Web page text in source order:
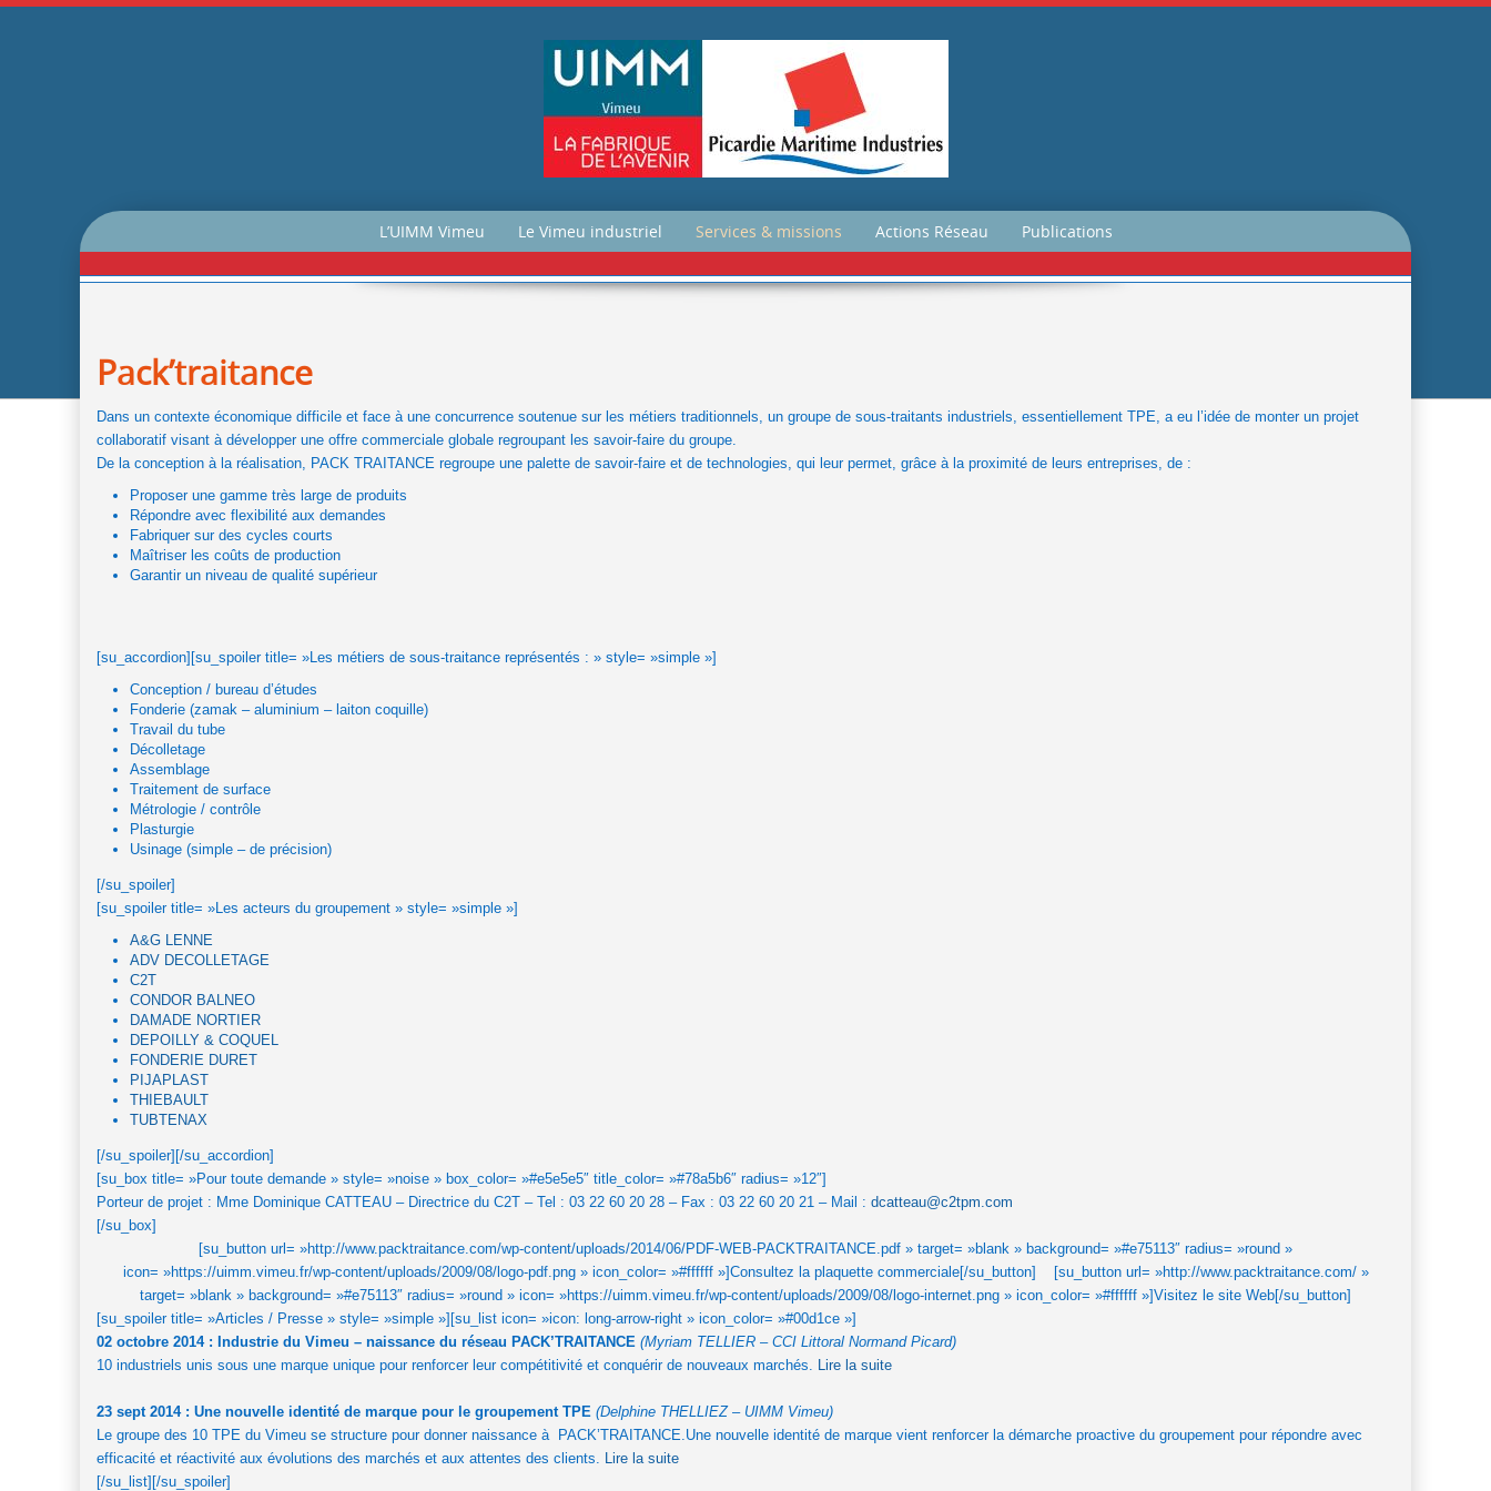
L’UIMM Vimeu Le Vimeu industriel Services & missions Actions Réseau Publications
Pack’traitance
Dans un contexte économique difficile et face à une concurrence soutenue sur les métiers traditionnels, un groupe de sous-traitants industriels, essentiellement TPE, a eu l’idée de monter un projet
collaboratif visant à développer une offre commerciale globale regroupant les savoir-faire du groupe.
De la conception à la réalisation, PACK TRAITANCE regroupe une palette de savoir-faire et de technologies, qui leur permet, grâce à la proximité de leurs entreprises, de :
Proposer une gamme très large de produits
Répondre avec flexibilité aux demandes
Fabriquer sur des cycles courts
Maîtriser les coûts de production
Garantir un niveau de qualité supérieur
[su_accordion][su_spoiler title= »Les métiers de sous-traitance représentés : » style= »simple »]
Conception / bureau d’études
Fonderie (zamak – aluminium – laiton coquille)
Travail du tube
Décolletage
Assemblage
Traitement de surface
Métrologie / contrôle
Plasturgie
Usinage (simple – de précision)
[/su_spoiler]
[su_spoiler title= »Les acteurs du groupement » style= »simple »]
A&G LENNE
ADV DECOLLETAGE
C2T
CONDOR BALNEO
DAMADE NORTIER
DEPOILLY & COQUEL
FONDERIE DURET
PIJAPLAST
THIEBAULT
TUBTENAX
[/su_spoiler][/su_accordion]
[su_box title= »Pour toute demande » style= »noise » box_color= »#e5e5e5″ title_color= »#78a5b6″ radius= »12″]
Porteur de projet : Mme Dominique CATTEAU – Directrice du C2T – Tel : 03 22 60 20 28 – Fax : 03 22 60 20 21 – Mail : dcatteau@c2tpm.com
[/su_box]
[su_button url= »http://www.packtraitance.com/wp-content/uploads/2014/06/PDF-WEB-PACKTRAITANCE.pdf » target= »blank » background= »#e75113″ radius= »round »
icon= »https://uimm.vimeu.fr/wp-content/uploads/2009/08/logo-pdf.png » icon_color= »#ffffff »]Consultez la plaquette commerciale[/su_button] [su_button url= »http://www.packtraitance.com/ »
target= »blank » background= »#e75113″ radius= »round » icon= »https://uimm.vimeu.fr/wp-content/uploads/2009/08/logo-internet.png » icon_color= »#ffffff »]Visitez le site Web[/su_button]
[su_spoiler title= »Articles / Presse » style= »simple »][su_list icon= »icon: long-arrow-right » icon_color= »#00d1ce »]
02 octobre 2014 : Industrie du Vimeu – naissance du réseau PACK’TRAITANCE (Myriam TELLIER – CCI Littoral Normand Picard)
10 industriels unis sous une marque unique pour renforcer leur compétitivité et conquérir de nouveaux marchés. Lire la suite
23 sept 2014 : Une nouvelle identité de marque pour le groupement TPE (Delphine THELLIEZ – UIMM Vimeu)
Le groupe des 10 TPE du Vimeu se structure pour donner naissance à PACK’TRAITANCE.Une nouvelle identité de marque vient renforcer la démarche proactive du groupement pour répondre avec
efficacité et réactivité aux évolutions des marchés et aux attentes des clients. Lire la suite
[/su_list][/su_spoiler]